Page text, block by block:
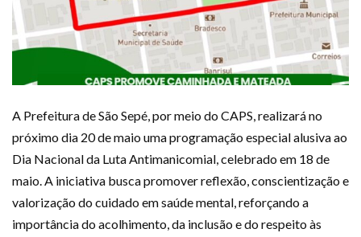
A Prefeitura de São Sepé, por meio do CAPS, realizará no
próximo dia 20 de maio uma programação especial alusiva ao
Dia Nacional da Luta Antimanicomial, celebrado em 18 de
maio. A iniciativa busca promover reflexão, conscientização e
valorização do cuidado em saúde mental, reforçando a
importância do acolhimento, da inclusão e do respeito às